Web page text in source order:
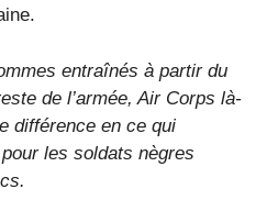
entraînés à partir du
de l’armée, Air Corps là-
différence en ce qui
les soldats nègres